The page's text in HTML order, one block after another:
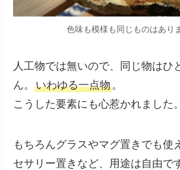
色味も模様も同じものはあり
人工物では無いので、同じ物はひ
ん。いわゆる一点物。
こうした要素にも心惹かれました。
もちろんグラスやマグ置きでも使
セサリー置きなど、用途は自由で